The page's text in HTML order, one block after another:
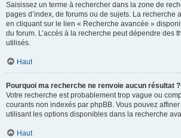
Saisissez un terme à rechercher dans la zone de
pages d’index, de forums ou de sujets. La recherche
en cliquant sur le lien « Recherche avancée »
du forum. L’accès à la recherche peut dépendre des
utilisés.
Haut
Pourquoi ma recherche ne renvoie aucun résultat ?
Votre recherche est probablement trop vague ou
courants non indexés par phpBB. Vous pouvez
utilisant les options disponibles dans la recherche
Haut